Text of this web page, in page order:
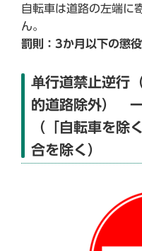
自転車は道路の左端に
ん。
罰則：3か月以下の懲
单行道禁止逆行
的道路除外）
（「自転車を除
合を除く）